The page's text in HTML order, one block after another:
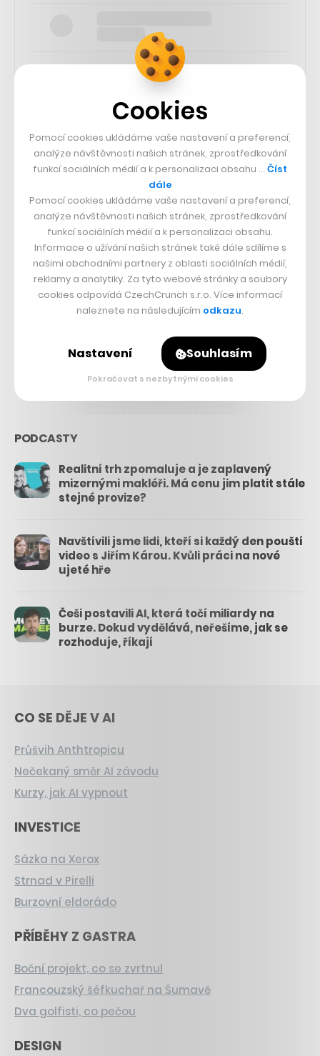
73k
25k
65k
56.4k
PODCASTY
Realitní trh zpomaluje a je zaplavený
mizernými makléři. Má cenu jim platit stále
stejné provize?
Navštívili jsme lidi, kteří si každý den pouští
video s Jiřím Károu. Kvůli práci na nové
ujeté hře
Češi postavili AI, která točí miliardy na
burze. Dokud vydělává, neřešíme, jak se
rozhoduje, říkají
CO SE DĚJE V AI
Průšvih Anthtropicu
Nečekaný směr AI závodu
Kurzy, jak AI vypnout
INVESTICE
Sázka na Xerox
Strnad v Pirelli
Burzovní eldorádo
PŘÍBĚHY Z GASTRA
Boční projekt, co se zvrtnul
Francouzský šéfkuchař na Šumavě
Dva golfisti, co pečou
DESIGN
Cookies
Pomocí cookies ukládáme vaše nastavení a preferencí,
analýze návštěvnosti našich stránek, zprostředkování
funkcí sociálních médií a k personalizaci obsahu … Číst
dále
Pomocí cookies ukládáme vaše nastavení a preferencí,
analýze návštěvnosti našich stránek, zprostředkování
funkcí sociálních médií a k personalizaci obsahu.
Informace o užívání našich stránek také dále sdílíme s
našimi obchodními partnery z oblasti sociálních médií,
reklamy a analytiky. Za tyto webové stránky a soubory
cookies odpovídá CzechCrunch s.r.o. Více informací
naleznete na následujícím odkazu.
Nastavení Souhlasím
Pokračovat s nezbytnými cookies